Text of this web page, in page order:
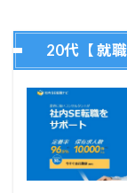
20代【 就職